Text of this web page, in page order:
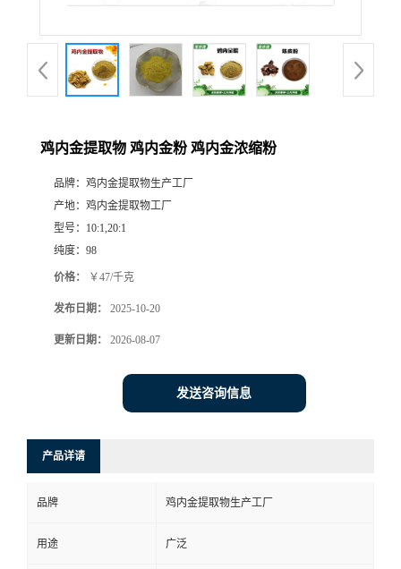
鸡内金提取物 鸡内金粉 鸡内金浓缩粉
品牌： 鸡内金提取物生产工厂
产地： 鸡内金提取物工厂
型号： 10:1,20:1
纯度： 98
价格： ￥47/千克
发布日期： 2025-10-20
更新日期： 2026-08-07
发送咨询信息
产品详请
品牌 鸡内金提取物生产工厂
用途 广泛